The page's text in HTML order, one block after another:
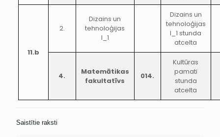
11.b
2.
Dizains un
tehnoloģijas
I_1
Dizains un
tehnoloģijas
I_1 stunda
atcelta
4.
Matemātikas
fakultatīvs
014.
Kultūras
pamati
stunda
atcelta
Saistītie raksti